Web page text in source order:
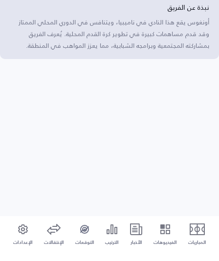
نبذة عن الفريق
أونغوس يقع هذا النادي في ناميبيا، ويتنافس في الدوري المحلي الممتاز
وقد قدم مساهمات كبيرة في تطوير كرة القدم المحلية. يُعرف الفريق
بمشاركته المجتمعية وبرامجه الشبابية، مما يعزز المواهب في المنطقة.
المباريات الفيديوهات الأخبار الترتيب التوقعات الإنتقالات الإعدادات